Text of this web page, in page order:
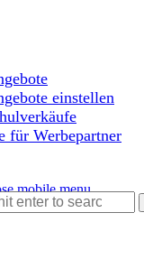
einstellen
für Werbepartner
mobile menu